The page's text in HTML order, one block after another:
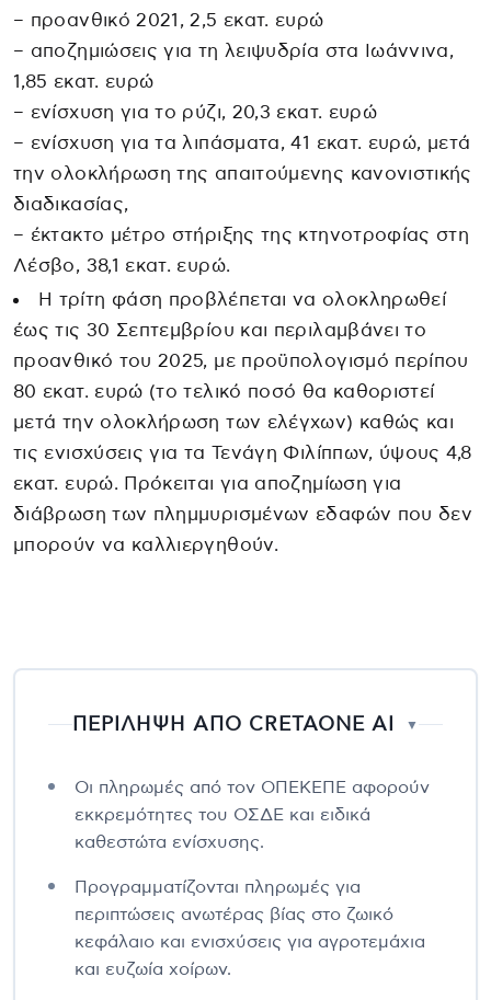
– προανθικό 2021, 2,5 εκατ. ευρώ
– αποζημιώσεις για τη λειψυδρία στα Ιωάννινα,
1,85 εκατ. ευρώ
– ενίσχυση για το ρύζι, 20,3 εκατ. ευρώ
– ενίσχυση για τα λιπάσματα, 41 εκατ. ευρώ, μετά
την ολοκλήρωση της απαιτούμενης κανονιστικής
διαδικασίας,
– έκτακτο μέτρο στήριξης της κτηνοτροφίας στη
Λέσβο, 38,1 εκατ. ευρώ.
Η τρίτη φάση προβλέπεται να ολοκληρωθεί
έως τις 30 Σεπτεμβρίου και περιλαμβάνει το
προανθικό του 2025, με προϋπολογισμό περίπου
80 εκατ. ευρώ (το τελικό ποσό θα καθοριστεί
μετά την ολοκλήρωση των ελέγχων) καθώς και
τις ενισχύσεις για τα Τενάγη Φιλίππων, ύψους 4,8
εκατ. ευρώ. Πρόκειται για αποζημίωση για
διάβρωση των πλημμυρισμένων εδαφών που δεν
μπορούν να καλλιεργηθούν.
ΠΕΡΙΛΗΨΗ ΑΠΟ CRETAONE AI ▼
Οι πληρωμές από τον ΟΠΕΚΕΠΕ αφορούν
εκκρεμότητες του ΟΣΔΕ και ειδικά
καθεστώτα ενίσχυσης.
Προγραμματίζονται πληρωμές για
περιπτώσεις ανωτέρας βίας στο ζωικό
κεφάλαιο και ενισχύσεις για αγροτεμάχια
και ευζωία χοίρων.